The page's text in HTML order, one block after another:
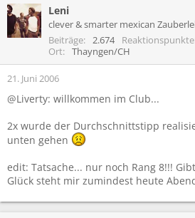
l
l
e
l
l
a
m
Leni
clever & smarter mexican
Beiträge 2.674 Reaktionspunkte
Ort
Thayngen/CH
21. Juni 2006
@Liverty: willkommen im Club...
2x wurde der Durchschnittstipp
unten gehen
edit: Tatsache... nur noch Rang 8!!!
Glück steht mir zumindest heute